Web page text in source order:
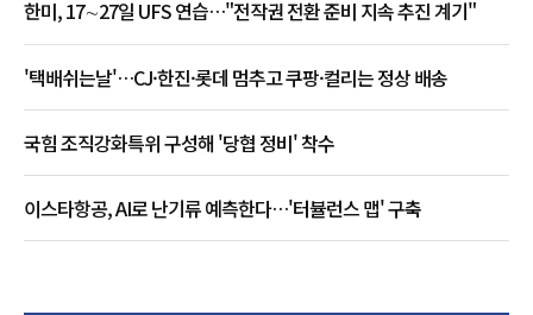
한미, 17∼27일 UFS 연습…"전작권 전환 준비 지속 추진 계기"
'택배쉬는날'…CJ·한진·롯데 멈추고 쿠팡·컬리는 정상 배송
국힘 조직강화특위 구성해 '당협 정비' 착수
이스타항공, AI로 난기류 예측한다…'터뷸런스 맵' 구축